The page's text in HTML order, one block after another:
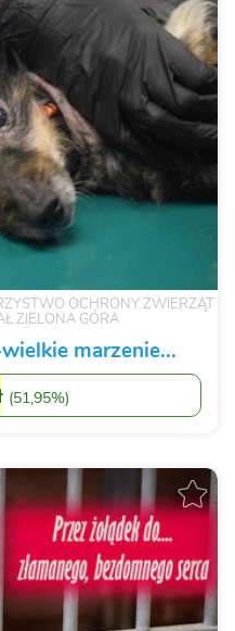
OCHRONY ZWIERZĄT
ZIELONA GÓRA
marzenie...
(51,95%)